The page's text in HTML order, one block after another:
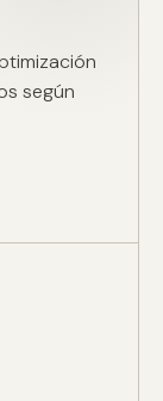
según